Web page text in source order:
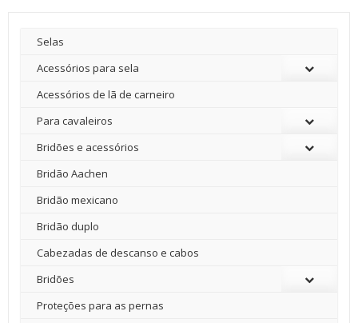
Selas
Acessórios para sela
Acessórios de lã de carneiro
Para cavaleiros
Bridões e acessórios
Bridão Aachen
Bridão mexicano
Bridão duplo
Cabezadas de descanso e cabos
Bridões
Proteções para as pernas